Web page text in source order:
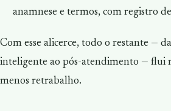
anamnese e termos, com registro
Com esse alicerce, todo o restante —
inteligente ao pós-atendimento — flui
menos retrabalho.